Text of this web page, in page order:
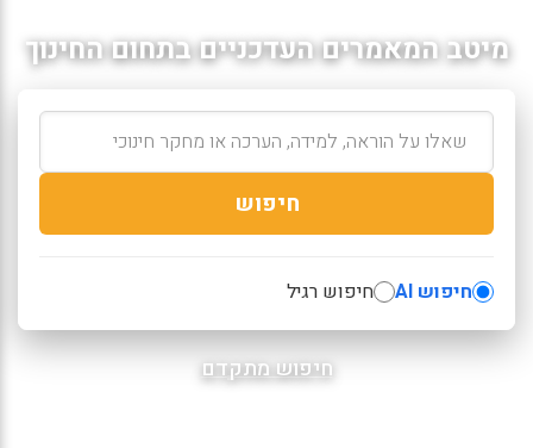
מיטב המאמרים העדכניים בתחום החינוך
חיפוש
חיפוש AI חיפוש רגיל
חיפוש מתקדם